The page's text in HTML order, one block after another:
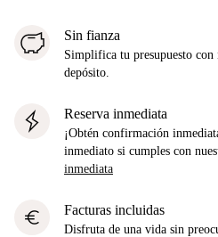
Sin fianza
Simplifica tu presupuesto con
depósito.
Reserva inmediata
¡Obtén confirmación
inmediato si cumples con
inmediata
euro Facturas incluidas
Disfruta de una vida sin